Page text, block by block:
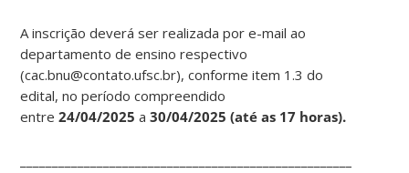
A inscrição deverá ser realizada por e-mail ao
departamento de ensino respectivo
(cac.bnu@contato.ufsc.br), conforme item 1.3 do
edital, no período compreendido
entre24/04/2025 a30/04/2025 (até as 17 horas).